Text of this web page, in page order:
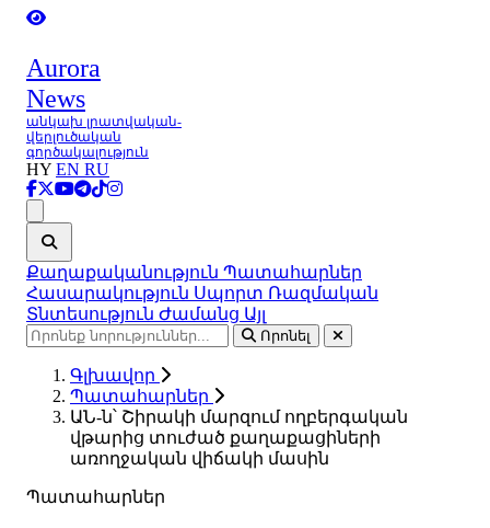
Aurora
News
անկախ լրատվական-
վերլուծական
գործակալություն
HY EN RU
Քաղաքականություն Պատահարներ
Հասարակություն Սպորտ Ռազմական
Տնտեսություն Ժամանց Այլ
Որոնել
Գլխավոր
Պատահարներ
ԱՆ-ն՝ Շիրակի մարզում ողբերգական
վթարից տուժած քաղաքացիների
առողջական վիճակի մասին
Պատահարներ